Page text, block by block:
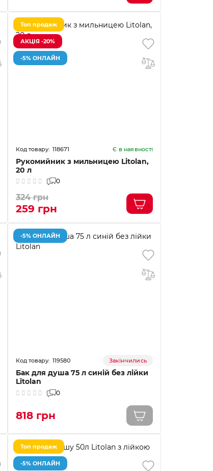
Топ продаж
АКЦІЯ -20%
-5% ОНЛАЙН
118671 Є в наявності
Рукомийник з мильницею Litolan,
20 л
0
324 грн
259 грн
-5% ОНЛАЙН
119580 Закінчились
Бак для душа 75 л синій без лійки
Litolan
0
818 грн
Топ продаж
-5% ОНЛАЙН